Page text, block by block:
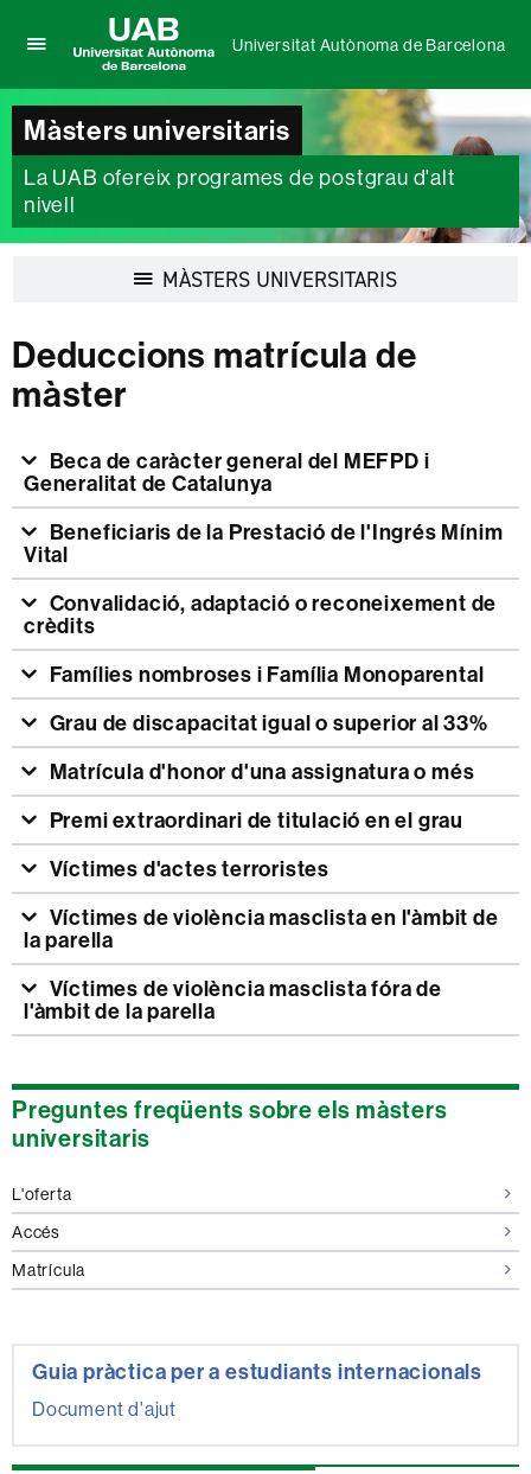
per
desplegar
el
menú
de
Universitat
Autònoma
Universitat
Autònoma
de
Barcelona
Universitat Autònoma de Barcelona
Màsters universitaris
La UAB ofereix programes de postgrau d'alt
nivell
MÀSTERS UNIVERSITARIS
Deduccions matrícula de
màster
Generalitat de Catalunya
Vital
crèdits
Famílies nombroses i Família Monoparental
Grau de discapacitat igual o superior al 33%
Matrícula d'honor d'una assignatura o més
Premi extraordinari de titulació en el grau
Víctimes d'actes terroristes
la parella
l'àmbit de la parella
Informació
complementària
Preguntes freqüents sobre els màsters
universitaris
L'oferta
Accés
Matrícula
Guia pràctica per a estudiants internacionals
Document d'ajut